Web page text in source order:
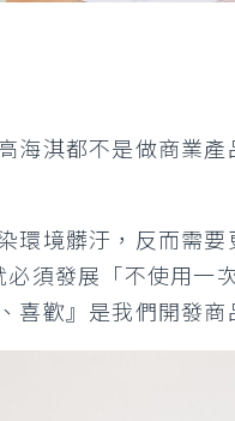
淇都不是做商業產
環境髒汙，反而需
須發展「不使用一
喜歡』是我們開發商